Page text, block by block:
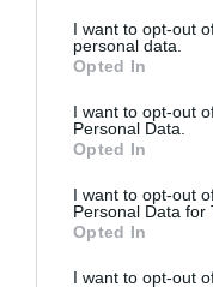
not limited to your visit
grant or deny consent
use your data for
consent section.
I want to opt-out
personal data.
Opted In
I want to opt-out
Personal Data.
Opted In
I want to opt-out
Personal Data for
Opted In
I want to opt-out
A VILÁGHÁBORÚBAN
2022. január 12
Eger
1943. január 12-én
oroszországi Don folyó
hadsereg ellen. A
„Dobó Is...